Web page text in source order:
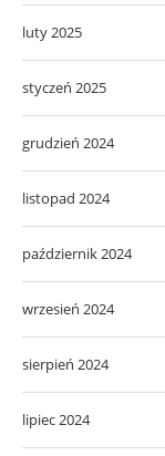
luty 2025
styczeń 2025
grudzień 2024
listopad 2024
październik 2024
wrzesień 2024
sierpień 2024
lipiec 2024